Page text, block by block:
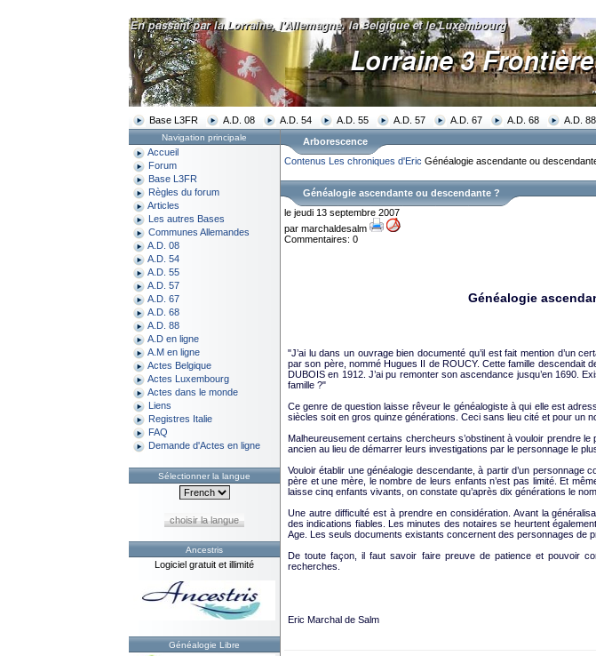
Base L3FR A.D. 08 A.D. 54 A.D. 55 A.D. 57 A.D. 67 A.D. 68 A.D. 88
Navigation principale
Accueil
Forum
Base L3FR
Règles du forum
Articles
Les autres Bases
Communes Allemandes
A.D. 08
A.D. 54
A.D. 55
A.D. 57
A.D. 67
A.D. 68
A.D. 88
A.D en ligne
A.M en ligne
Actes Belgique
Actes Luxembourg
Actes dans le monde
Liens
Registres Italie
FAQ
Demande d'Actes en ligne
Sélectionner la langue
choisir la langue
Ancestris
Logiciel gratuit et illimité
Généalogie Libre
Arborescence
Contenus Les chroniques d'Eric Généalogie ascendante ou
Généalogie ascendante ou descendante ?
le jeudi 13 septembre 2007
par marchaldesalm
Commentaires: 0
Généalogie
"J’ai lu dans un ouvrage bien documenté qu’il est fait mention d’un
par son père, nommé Hugues II de ROUCY. Cette famille descendait
DUBOIS en 1912. J’ai pu remonter son ascendance jusqu’en 1690.
famille ?"
Ce genre de question laisse rêveur le généalogiste à qui elle est
siècles soit en gros quinze générations. Ceci sans lieu cité et pour un
Malheureusement certains chercheurs s’obstinent à vouloir prendre
ancien au lieu de démarrer leurs investigations par le personnage le
Vouloir établir une généalogie descendante, à partir d’un
père et une mère, le nombre de leurs enfants n’est pas limité. Et
laisse cinq enfants vivants, on constate qu’après dix générations le
Une autre difficulté est à prendre en considération. Avant la
des indications fiables. Les minutes des notaires se heurtent
Age. Les seuls documents existants concernent des personnages de
De toute façon, il faut savoir faire preuve de patience et pouvoir
recherches.
Eric Marchal de Salm